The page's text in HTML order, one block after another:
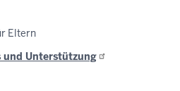
Eltern
und Unterstützung